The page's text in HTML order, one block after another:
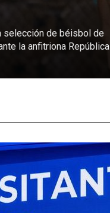
selección de béisbol de
la anfitriona República